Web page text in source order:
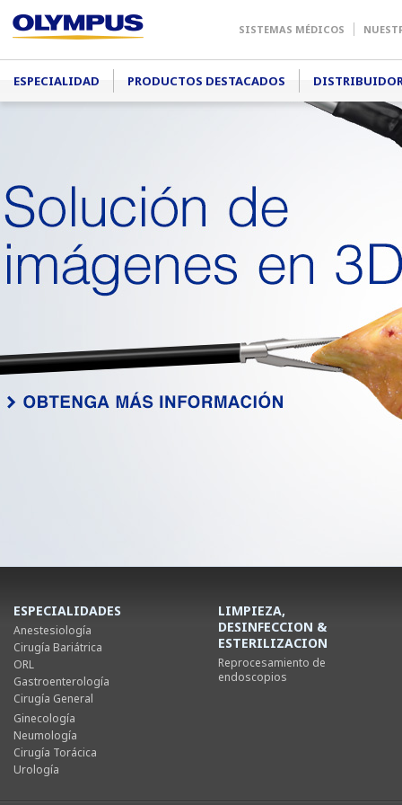
SISTEMAS MÉDICOS
Main menu
ESPECIALIDAD PRODUCTOS DESTACADOS
ESPECIALIDADES
Anestesiología
Cirugía Bariátrica
ORL
Gastroenterología
Cirugía General
Ginecología
Neumología
Cirugía Torácica
Urología
LIMPIEZA,
DESINFECCION &
ESTERILIZACION
Reprocesamiento de
endoscopios